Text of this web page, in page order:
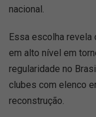
nacional.
Essa escolha
em alto nível em
regularidade no
clubes com elenco
reconstrução.